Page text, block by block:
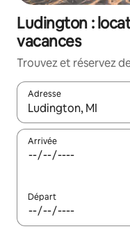
Ludington :
vacances
Trouvez et réservez
Adresse
Lorsque les résultats
Arrivée
Départ